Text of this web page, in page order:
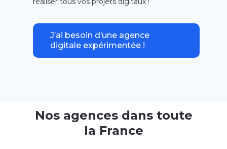
J’ai besoin d’une agence
digitale expérimentée !
Nos agences dans toute
la France